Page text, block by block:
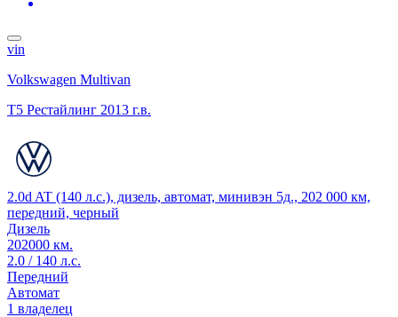
vin
Volkswagen Multivan
T5 Рестайлинг 2013 г.в.
2.0d AT (140 л.с.), дизель, автомат, минивэн 5д., 202 000 км,
передний, черный
Дизель
202000 км.
2.0 / 140 л.с.
Передний
Автомат
1 владелец